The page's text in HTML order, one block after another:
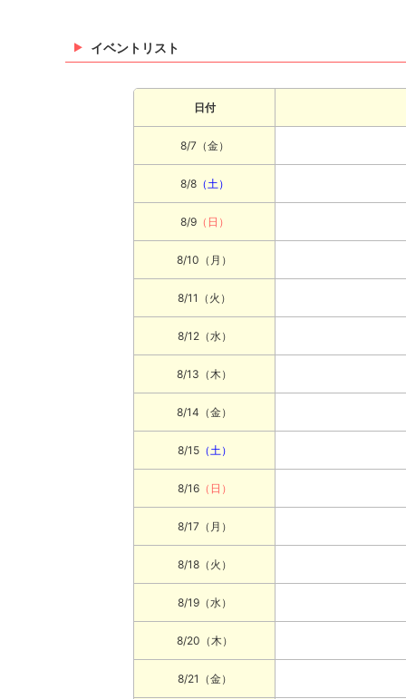
イベントリスト
日付
8/7 （金）
8/8（土）
8/9（日）
8/10 （月）
8/11 （火）
8/12（水）
8/13 （木）
8/14 （金）
8/15（土）
8/16（日）
8/17 （月）
8/18（火）
8/19（水）
8/20 （木）
8/21 （金）